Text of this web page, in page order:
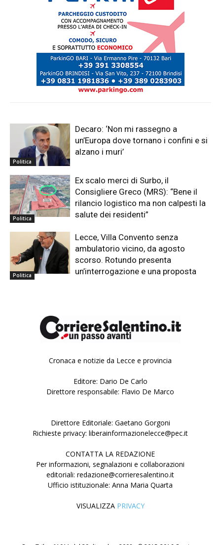
Politica
Decaro: ‘Non mi rassegno a
un’Europa dove tornano i confini e si
alzano i muri’
Politica
Ex scalo merci di Surbo, il
Consigliere Greco (MRS): “Bene il
rilancio logistico ma non calpesti la
salute dei residenti”
Politica
Lecce, Villa Convento senza
ambulatorio vicino, da agosto
scorso. Rotundo presenta
un’interrogazione e una proposta
Cronaca e notizie da Lecce e provincia
Editore: Dario De Carlo
Direttore responsabile: Flavio De Marco
Direttore Editoriale: Gaetano Gorgoni
Richieste privacy: liberainformazionelecce@pec.it
CONTATTA LA REDAZIONE
Per informazioni, segnalazioni e collaborazioni
editoriali: redazione@corrieresalentino.it
Ufficio istituzionale: Anna Maria Quarta
VISUALIZZA PRIVACY